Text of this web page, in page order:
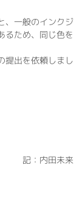
、一般のインクジ
るため、同じ色を
提出を依頼しまし
記：内田未来